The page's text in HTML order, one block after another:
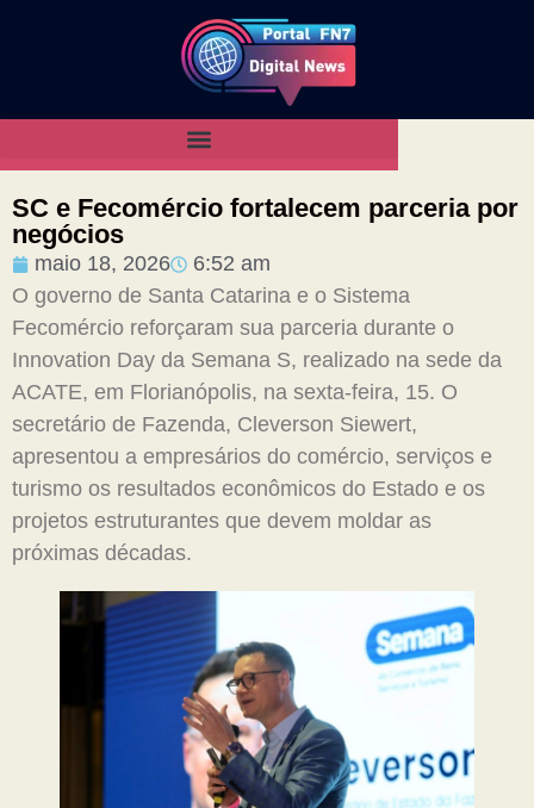
SC e Fecomércio fortalecem parceria por
negócios
maio 18, 2026
6:52 am
O governo de Santa Catarina e o Sistema
Fecomércio reforçaram sua parceria durante o
Innovation Day da Semana S, realizado na sede da
ACATE, em Florianópolis, na sexta-feira, 15. O
secretário de Fazenda, Cleverson Siewert,
apresentou a empresários do comércio, serviços e
turismo os resultados econômicos do Estado e os
projetos estruturantes que devem moldar as
próximas décadas.